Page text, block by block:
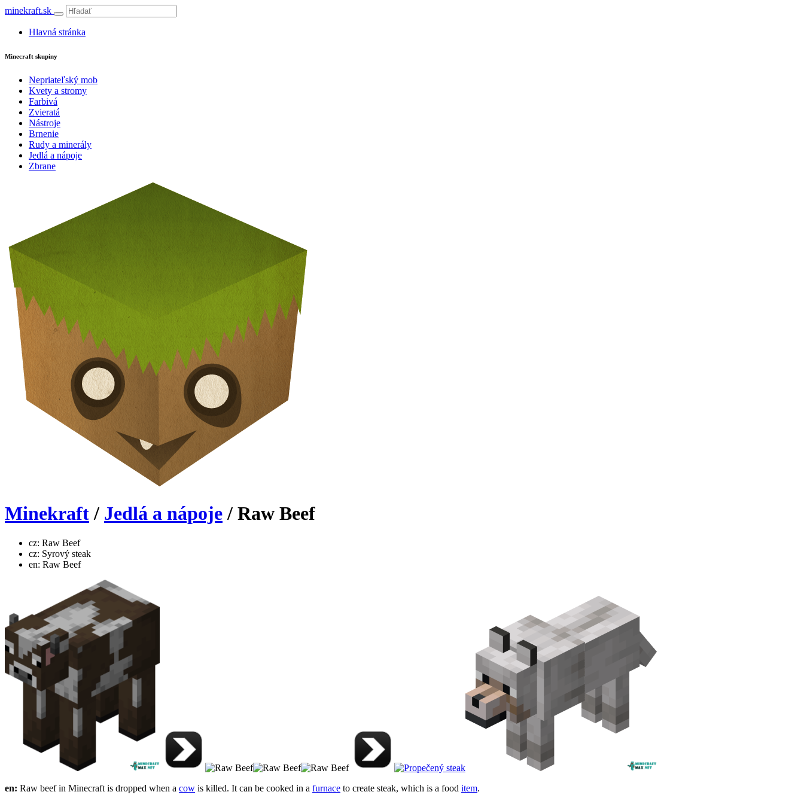
minekraft.sk
Hlavná stránka
Minecraft skupiny
Nepriateľský mob
Kvety a stromy
Farbivá
Zvieratá
Nástroje
Brnenie
Rudy a minerály
Jedlá a nápoje
Zbrane
Minekraft/ Jedlá a nápoje/ Raw Beef
cz: Raw Beef
cz: Syrový steak
en: Raw Beef
en: Raw beef in Minecraft is dropped when a cow is killed. It can be cooked in a furnace to create steak, which is a food item.